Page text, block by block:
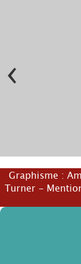
© Cie Ah mon
‹
Graphisme :
Turner -